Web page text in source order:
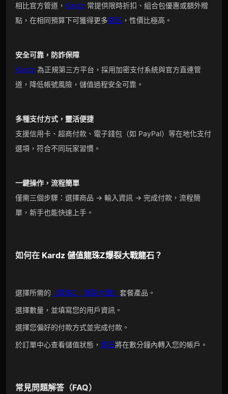
相比官方管道， Kardz 常提供限時折扣、組合包優惠或額外贈
點，在相同預算下可獲得更多龍石 ，性價比極高。
安全可靠，防詐保障
Kardz 為正規第三方平台，採用加密支付系統與官方直連管
道，降低帳號風險，儲值過程安全可靠。
多種支付方式，靈活便捷
支援信用卡、超商付款、電子錢包（如 PayPal）等在地化支付
選項，符合不同玩家習慣。
一鍵操作，流程簡單
僅需三個步驟：選擇商品 → 輸入資訊 → 完成付款，流程簡
單，新手也能快速上手。
如何在 Kardz儲值龍珠Z爆裂大戰龍石？
選擇所需的 《龍珠Z：爆裂大戰》 套餐產品。
選擇數量，並填寫您的用戶資訊。
選擇您偏好的付款方式並完成付款。
於訂單中心查看儲值狀態， 龍石將在數分鐘內轉入您的帳戶。
常見問題解答（FAQ）